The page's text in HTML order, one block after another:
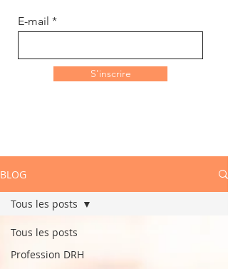
E-mail
S'inscrire
BLOG
Tous les posts
Profession DRH
Tous les posts